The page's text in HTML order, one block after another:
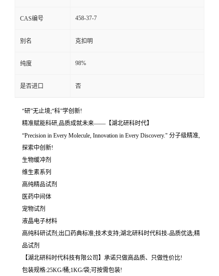
CAS编号 458-37-7
别名 克扣明
纯度 98%
是否进口 否
“研”无止境;“科”学创新!
精准赋能科研,品质成就未来——【湖北研科时代】
“Precision in Every Molecule, Innovation in Every Discovery." 分子级精准,
探索中创新!
生物缓冲剂
维生素系列
高纯精品试剂
医药中间体
宠物试剂
液晶电子材料
高纯科研试剂;出口药典标准;技术支持;湖北研科时代科技-品质优选;精
品试剂
【湖北研科时代科技有限公司】承诺只做高品质、只做性价比!
包装规格:25KG/桶;1KG/袋;可按需包装!